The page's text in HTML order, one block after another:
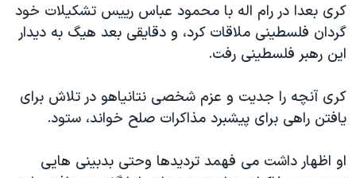
اسرائیل در جنگ
نرگس محمدی برنده جایزه نوبل صلح
صفحه‌های ویژه
کری بعدا در رام اله با محمود عباس رییس تشکیلات خود
گردان فلسطینی ملاقات کرد، و دقایقی بعد هیگ به دیدار
این رهبر فلسطینی رفت.
کری آنچه را جدیت و عزم شخصی نتانیاهو در تلاش برای
یافتن راهی برای پیشبرد مذاکرات صلح خواند، ستود.
او اظهار داشت می فهمد تردیدها وحتی بدبینی هایی